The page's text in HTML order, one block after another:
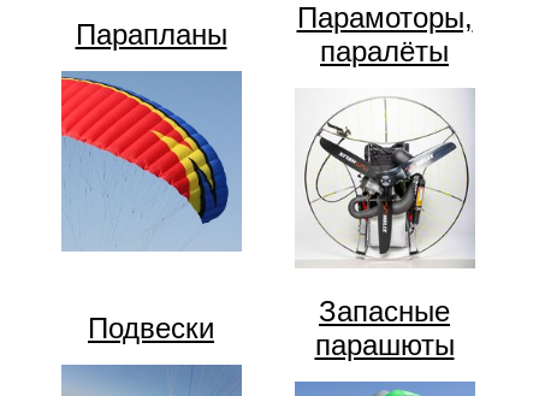
Парапланы
Парамоторы,
паралёты
Подвески
Запасные
парашюты